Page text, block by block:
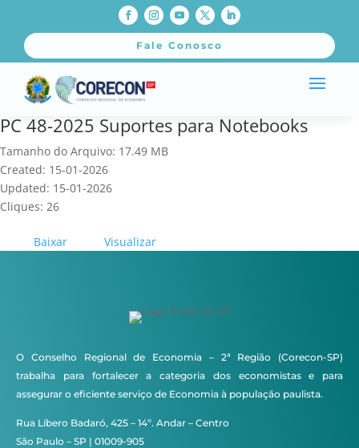
Fale Conosco
PC 48-2025 Suportes para Notebooks
Tamanho do Arquivo: 17.49 MB
Created: 15-01-2026
Updated: 15-01-2026
Cliques: 26
Baixar Visualizar
O Conselho Regional de Economia – 2ª Região (Corecon-SP)
trabalha para fortalecer a categoria dos economistas e para
assegurar o eficiente serviço de Economia à população paulista.
Rua Líbero Badaró, 425 – 14º. Andar – Centro
São Paulo – SP | 01009-905